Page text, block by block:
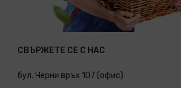
СВЪРЖЕТЕ СЕ С НАС
бул. Черни връх 107 (офис)